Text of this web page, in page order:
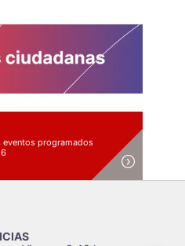
eventos programados